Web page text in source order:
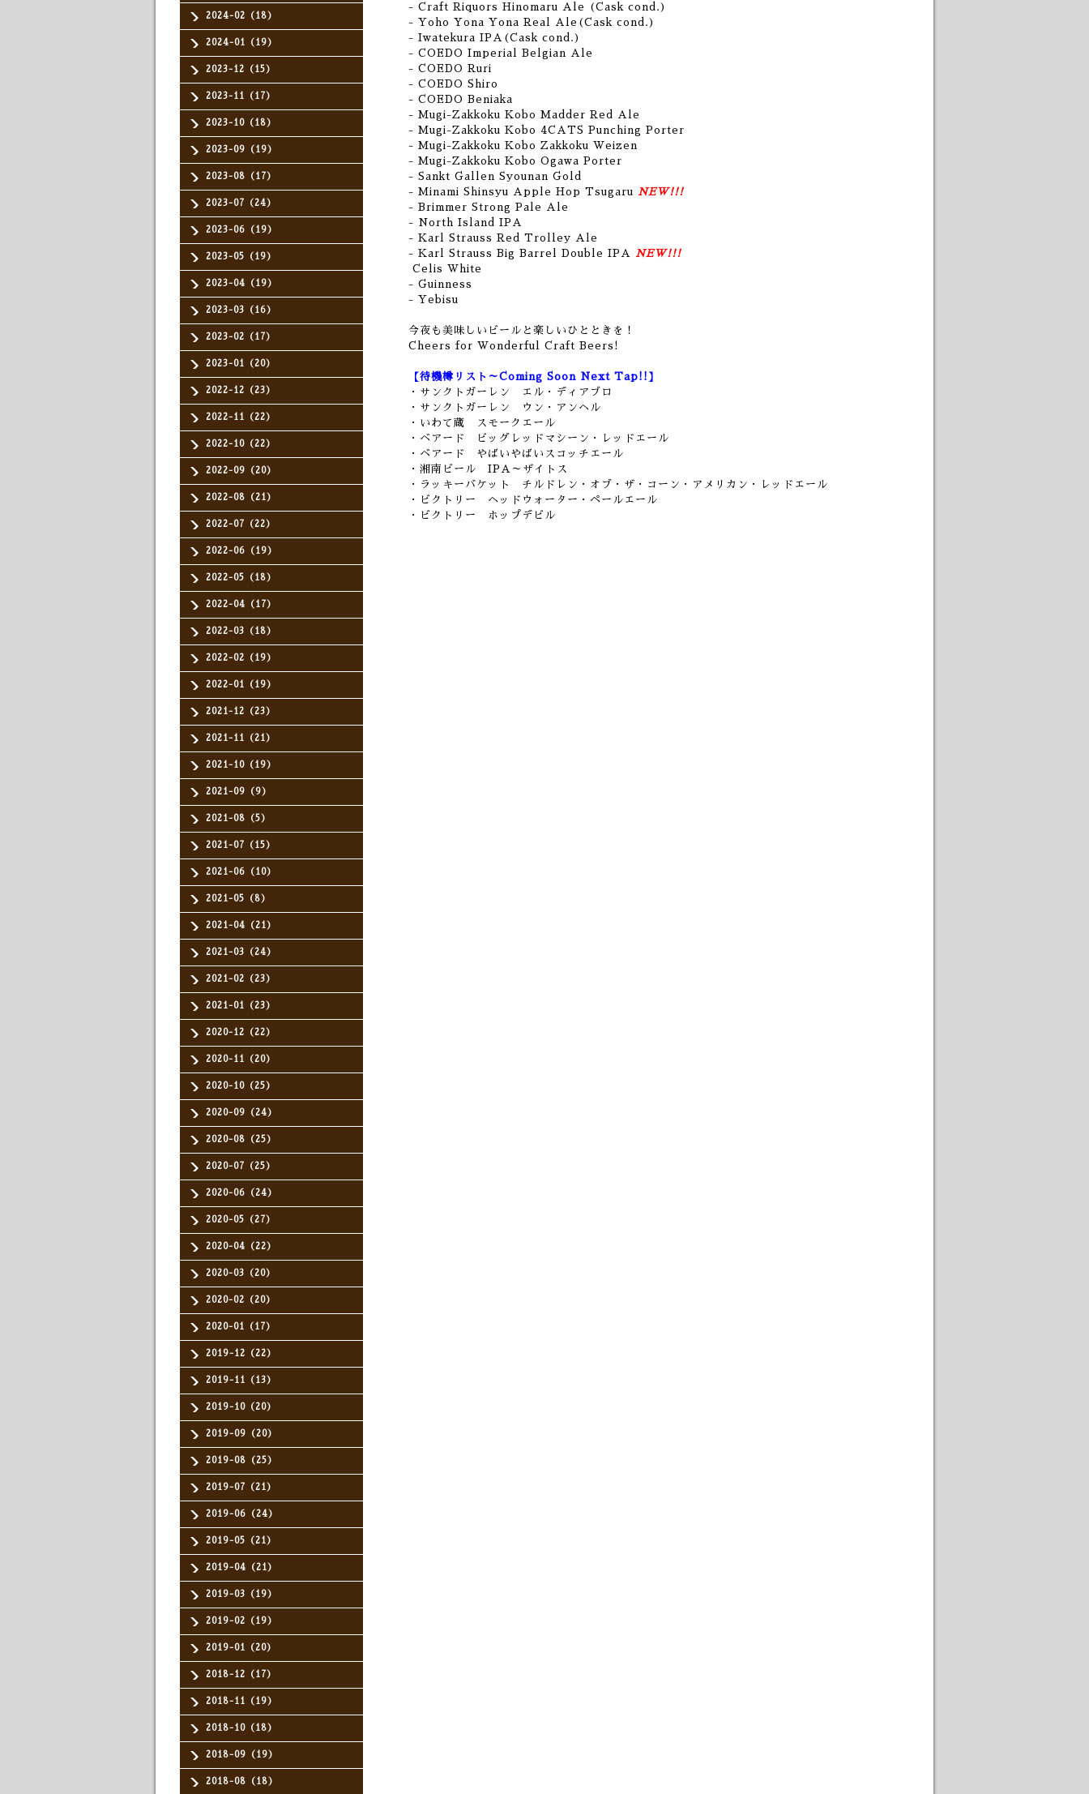
2024-02（18）
2024-01（19）
2023-12（15）
2023-11（17）
2023-10（18）
2023-09（19）
2023-08（17）
2023-07（24）
2023-06（19）
2023-05（19）
2023-04（19）
2023-03（16）
2023-02（17）
2023-01（20）
2022-12（23）
2022-11（22）
2022-10（22）
2022-09（20）
2022-08（21）
2022-07（22）
2022-06（19）
2022-05（18）
2022-04（17）
2022-03（18）
2022-02（19）
2022-01（19）
2021-12（23）
2021-11（21）
2021-10（19）
2021-09（9）
2021-08（5）
2021-07（15）
2021-06（10）
2021-05（8）
2021-04（21）
2021-03（24）
2021-02（23）
2021-01（23）
2020-12（22）
2020-11（20）
2020-10（25）
2020-09（24）
2020-08（25）
2020-07（25）
2020-06（24）
2020-05（27）
2020-04（22）
2020-03（20）
2020-02（20）
2020-01（17）
2019-12（22）
2019-11（13）
2019-10（20）
2019-09（20）
2019-08（25）
2019-07（21）
2019-06（24）
2019-05（21）
2019-04（21）
2019-03（19）
2019-02（19）
2019-01（20）
2018-12（17）
2018-11（19）
2018-10（18）
2018-09（19）
2018-08（18）
- Craft Riquors Hinomaru Ale (Cask cond.)
- Yoho Yona Yona Real Ale(Cask cond.)
- Iwatekura IPA(Cask cond.)
- COEDO Imperial Belgian Ale
- COEDO Ruri
- COEDO Shiro
- COEDO Beniaka
- Mugi-Zakkoku Kobo Madder Red Ale
- Mugi-Zakkoku Kobo 4CATS Punching Porter
- Mugi-Zakkoku Kobo Zakkoku Weizen
- Mugi-Zakkoku Kobo Ogawa Porter
- Sankt Gallen Syounan Gold
- Minami Shinsyu Apple Hop Tsugaru
NEW!!!
- Brimmer Strong Pale Ale
- North Island IPA
- Karl Strauss Red Trolley Ale
- Karl Strauss Big Barrel Double IPA
NEW!!!
Celis White
- Guinness
- Yebisu
今夜も美味しいビールと楽しいひとときを！
Cheers for Wonderful Craft Beers!
【待機樽リスト～Coming Soon Next Tap!!】
・サンクトガーレン エル・ディアブロ
・サンクトガーレン ウン・アンヘル
・いわて蔵 スモークエール
・ベアード ビッグレッドマシーン・レッドエール
・ベアード やばいやばいスコッチエール
・湘南ビール IPA～ザイトス
・ラッキーバケット チルドレン・オブ・ザ・コーン・アメリカン・レッドエール
・ビクトリー ヘッドウォーター・ペールエール
・ビクトリー ホップデビル